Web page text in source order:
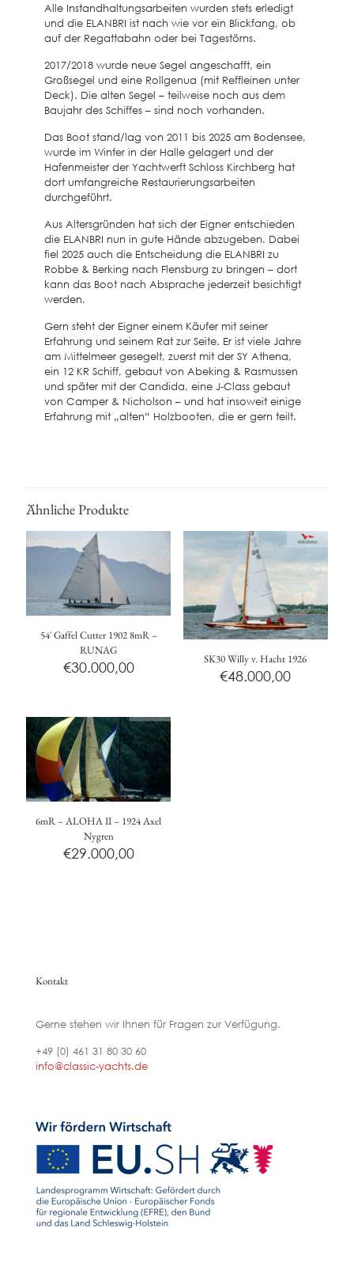
Alle Instandhaltungsarbeiten wurden stets erledigt
und die ELANBRI ist nach wie vor ein Blickfang, ob
auf der Regattabahn oder bei Tagestörns.
2017/2018 wurde neue Segel angeschafft, ein
Großsegel und eine Rollgenua (mit Reffleinen unter
Deck). Die alten Segel – teilweise noch aus dem
Baujahr des Schiffes – sind noch vorhanden.
Das Boot stand/lag von 2011 bis 2025 am Bodensee,
wurde im Winter in der Halle gelagert und der
Hafenmeister der Yachtwerft Schloss Kirchberg hat
dort umfangreiche Restaurierungsarbeiten
durchgeführt.
Aus Altersgründen hat sich der Eigner entschieden
die ELANBRI nun in gute Hände abzugeben. Dabei
fiel 2025 auch die Entscheidung die ELANBRI zu
Robbe & Berking nach Flensburg zu bringen – dort
kann das Boot nach Absprache jederzeit besichtigt
werden.
Gern steht der Eigner einem Käufer mit seiner
Erfahrung und seinem Rat zur Seite. Er ist viele Jahre
am Mittelmeer gesegelt, zuerst mit der SY Athena,
ein 12 KR Schiff, gebaut von Abeking & Rasmussen
und später mit der Candida, eine J-Class gebaut
von Camper & Nicholson – und hat insoweit einige
Erfahrung mit „alten“ Holzbooten, die er gern teilt.
Ähnliche Produkte
54′ Gaffel Cutter 1902 8mR –
RUNAG
€30.000,00 SK30 Willy v. Hacht 1926
€48.000,00
6mR – ALOHA II – 1924 Axel
Nygren
€29.000,00
Kontakt
Gerne stehen wir Ihnen für Fragen zur Verfügung.
+49 (0) 461 31 80 30 60
info@classic-yachts.de